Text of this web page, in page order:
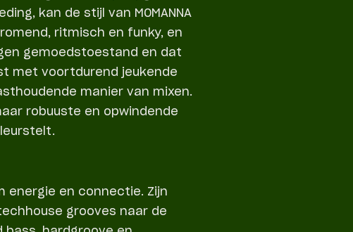
kan de stijl van MOMANNA
ritmisch en funky, en
gemoedstoestand en dat
met voortdurend jeukende
manier van mixen.
robuuste en opwindende
energie en connectie. Zijn
grooves naar de